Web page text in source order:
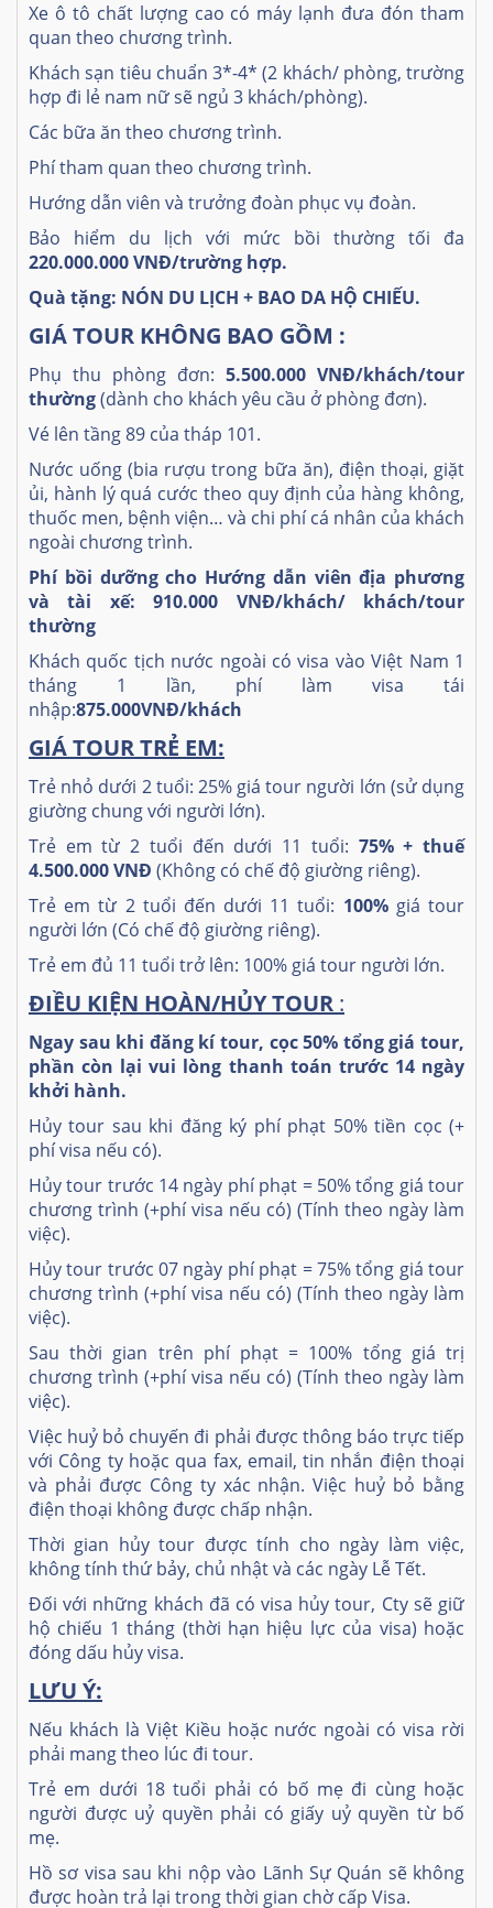
Xe ô tô chất lượng cao có máy lạnh đưa đón tham
quan theo chương trình.
Khách sạn tiêu chuẩn 3*-4* (2 khách/ phòng, trường
hợp đi lẻ nam nữ sẽ ngủ 3 khách/phòng).
Các bữa ăn theo chương trình.
Phí tham quan theo chương trình.
Hướng dẫn viên và trưởng đoàn phục vụ đoàn.
Bảo hiểm du lịch với mức bồi thường tối đa
220.000.000 VNĐ/trường hợp.
Quà tặng: NÓN DU LỊCH + BAO DA HỘ CHIẾU.
GIÁ TOUR KHÔNG BAO GỒM :
Phụ thu phòng đơn: 5.500.000 VNĐ/khách/tour
thường(dành cho khách yêu cầu ở phòng đơn).
Vé lên tầng 89 của tháp 101.
Nước uống (bia rượu trong bữa ăn), điện thoại, giặt
ủi, hành lý quá cước theo quy định của hàng không,
thuốc men, bệnh viện… và chi phí cá nhân của khách
ngoài chương trình.
Phí bồi dưỡng cho Hướng dẫn viên địa phương
và tài xế: 910.000 VNĐ/khách/khách/tour
thường
Khách quốc tịch nước ngoài có visa vào Việt Nam 1
tháng 1 lần, phí làm visa tái
nhập:875.000VNĐ/khách
GIÁ TOUR TRẺ EM:
Trẻ nhỏ dưới 2 tuổi: 25% giá tour người lớn (sử dụng
giường chung với người lớn).
Trẻ em từ 2 tuổi đến dưới 11 tuổi: 75% + thuế
4.500.000 VNĐ (Không có chế độ giường riêng).
Trẻ em từ 2 tuổi đến dưới 11 tuổi: 100%giá tour
người lớn (Có chế độ giường riêng).
Trẻ em đủ 11 tuổi trở lên: 100% giá tour người lớn.
ĐIỀU KIỆN HOÀN/HỦY TOUR :
Ngay sau khi đăng kí tour, cọc 50% tổng giá tour,
phần còn lại vui lòng thanh toán trước 14 ngày
khởi hành.
Hủy tour sau khi đăng ký phí phạt 50% tiền cọc (+
phí visa nếu có).
Hủy tour trước 14 ngày phí phạt = 50% tổng giá tour
chương trình (+phí visa nếu có) (Tính theo ngày làm
việc).
Hủy tour trước 07 ngày phí phạt = 75% tổng giá tour
chương trình (+phí visa nếu có) (Tính theo ngày làm
việc).
Sau thời gian trên phí phạt = 100% tổng giá trị
chương trình (+phí visa nếu có) (Tính theo ngày làm
việc).
Việc huỷ bỏ chuyến đi phải được thông báo trực tiếp
với Công ty hoặc qua fax, email, tin nhắn điện thoại
và phải được Công ty xác nhận. Việc huỷ bỏ bằng
điện thoại không được chấp nhận.
Thời gian hủy tour được tính cho ngày làm việc,
không tính thứ bảy, chủ nhật và các ngày Lễ Tết.
Đối với những khách đã có visa hủy tour, Cty sẽ giữ
hộ chiếu 1 tháng (thời hạn hiệu lực của visa) hoặc
đóng dấu hủy visa.
LƯU Ý:
Nếu khách là Việt Kiều hoặc nước ngoài có visa rời
phải mang theo lúc đi tour.
Trẻ em dưới 18 tuổi phải có bố mẹ đi cùng hoặc
người được uỷ quyền phải có giấy uỷ quyền từ bố
mẹ.
Hồ sơ visa sau khi nộp vào Lãnh Sự Quán sẽ không
được hoàn trả lại trong thời gian chờ cấp Visa.